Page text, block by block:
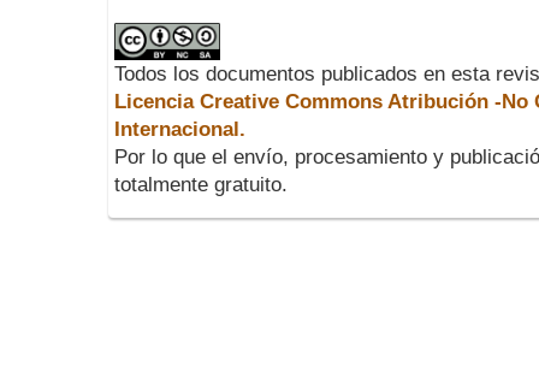
Todos los documentos publicados en esta
Licencia Creative Commons Atribución -
Internacional.
Por lo que el envío, procesamiento y
totalmente gratuito.